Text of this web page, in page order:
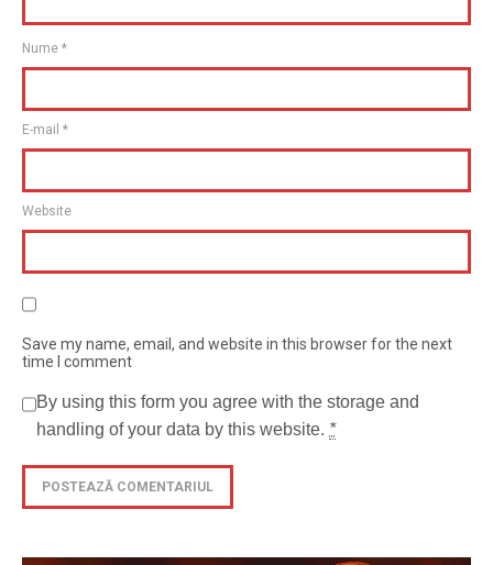
Nume *
E-mail *
Website
Save my name, email, and website in this browser for the next
time I comment
By using this form you agree with the storage and
handling of your data by this website. *